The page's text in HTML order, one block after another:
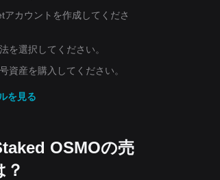
アカウントを作成してくださ
を選択してください。
資産を購入してください。
を見る
OSMOの売
？